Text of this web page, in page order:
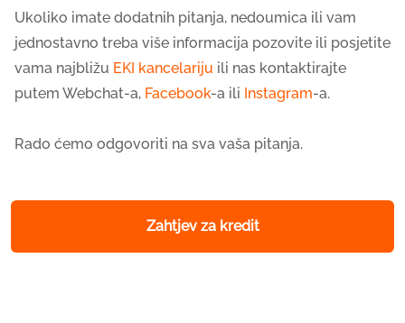
Ukoliko imate dodatnih pitanja, nedoumica ili vam
jednostavno treba više informacija pozovite ili posjetite
vama najbližu EKI kancelariju ili nas kontaktirajte
putem Webchat-a, Facebook-a ili Instagram-a.
Rado ćemo odgovoriti na sva vaša pitanja.
Zahtjev za kredit